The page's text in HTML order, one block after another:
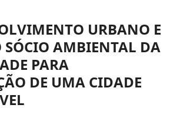
URBANO E
SÓCIO AMBIENTAL DA
PARA
DE UMA CIDADE